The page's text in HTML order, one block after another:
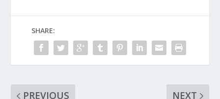
SHARE:
PREVIOUS
NEXT